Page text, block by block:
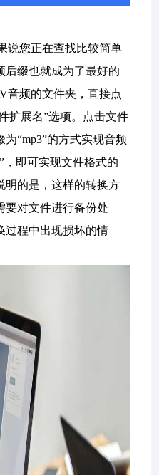
说您正在查找比较简单
后缀也就成为了最好的
音频的文件夹，直接点
扩展名”选项。点击文件
“mp3”的方式实现音频
，即可实现文件格式的
明的是，这样的转换方
要对文件进行备份处
过程中出现损坏的情